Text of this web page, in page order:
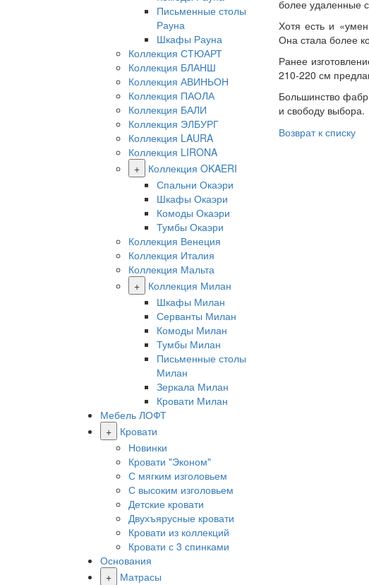
Письменные столы
Рауна
Шкафы Рауна
Коллекция СТЮАРТ
Коллекция БЛАНШ
Коллекция АВИНЬОН
Коллекция ПАОЛА
Коллекция БАЛИ
Коллекция ЭЛБУРГ
Коллекция LAURA
Коллекция LIRONA
+
Коллекция OKAERI
Спальни Окаэри
Шкафы Окаэри
Комоды Окаэри
Тумбы Окаэри
Коллекция Венеция
Коллекция Италия
Коллекция Мальта
+
Коллекция Милан
Шкафы Милан
Серванты Милан
Комоды Милан
Тумбы Милан
Письменные столы
Милан
Зеркала Милан
Кровати Милан
Мебель ЛОФТ
+
Кровати
Новинки
Кровати "Эконом"
С мягким изголовьем
С высоким изголовьем
Детские кровати
Двухъярусные кровати
Кровати из коллекций
Кровати с 3 спинками
Основания
+
Матрасы
более удаленные
Хотя есть и
Она стала более
Ранее
210-220 см
Большинство
и свободу выбора.
Возврат к списку